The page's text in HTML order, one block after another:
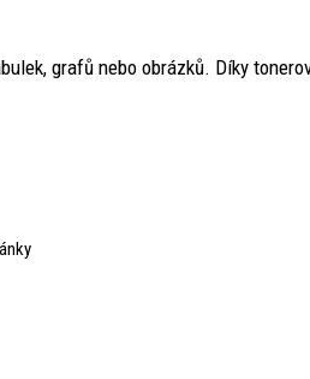
grafů nebo obrázků. Díky